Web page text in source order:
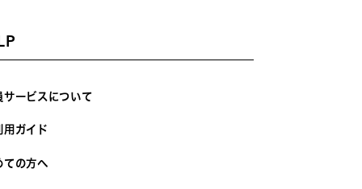
サービスについて
用ガイド
ての方へ